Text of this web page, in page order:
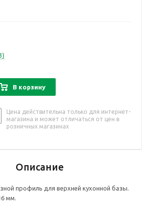
В корзину
Цена действительна только для интернет-
магазина и может отличаться от цен в
розничных магазинах
Описание
профиль для верхней кухонной базы.
мм.